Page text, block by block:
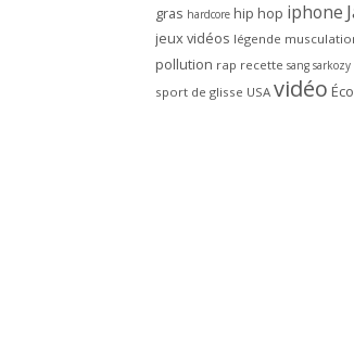
gras hardcore hip hop iphone
jeux vidéos légende
pollution rap recette sang sarkozy
sport de glisse USA vidéo